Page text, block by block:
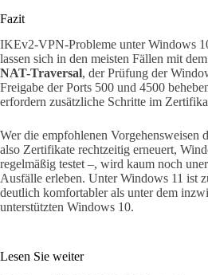
Fazit
IKEv2-VPN-Probleme unter Windows
lassen sich in den meisten Fällen mit dem
NAT-Traversal, der Prüfung der
Freigabe der Ports 500 und 4500
erfordern zusätzliche Schritte im
Wer die empfohlenen Vorgehensweisen
also Zertifikate rechtzeitig erneuert,
regelmäßig testet –, wird kaum noch
Ausfälle erleben. Unter Windows 11 ist
deutlich komfortabler als unter dem
unterstützten Windows 10.
Lesen Sie weiter